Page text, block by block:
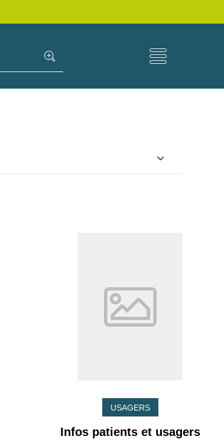
USAGERS
Infos patients et usagers